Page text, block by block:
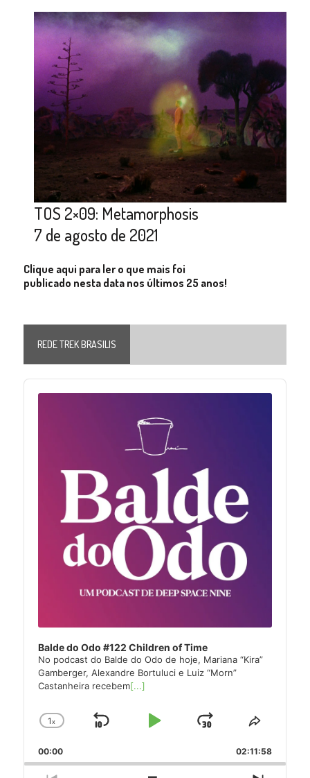
TOS 2×09: Metamorphosis
7 de agosto de 2021
Clique aqui para ler o que mais foi
publicado nesta data nos últimos 25 anos!
REDE TREK BRASILIS
Audio
Player
Balde do Odo #122 Children of Time
No podcast do Balde do Odo de hoje, Mariana “Kira”
Gamberger, Alexandre Bortuluci e Luiz “Morn”
Castanheira recebem[...]
Change
Rate
1x
Skip
Play
Jump
Forward
Share
Episode
00:00 02:11:58